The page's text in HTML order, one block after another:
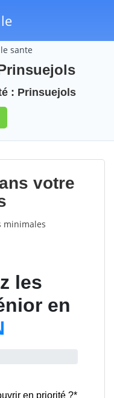
sante
: Prinsuejols
votre
minimales